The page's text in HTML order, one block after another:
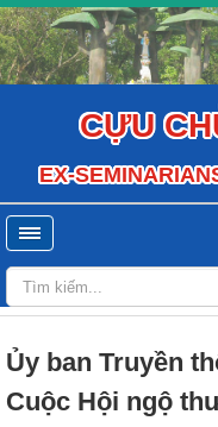
CỰU
EX-
Ủy ban Truyền
Cuộc Hội ngộ